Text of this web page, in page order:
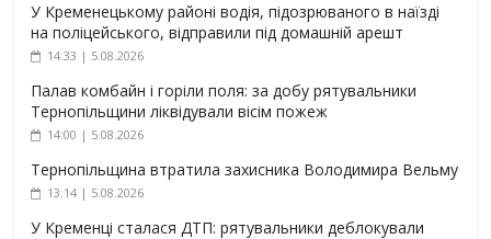
У Кременецькому районі водія, підозрюваного в наїзді
на поліцейського, відправили під домашній арешт
14:33 | 5.08.2026
Палав комбайн і горіли поля: за добу рятувальники
Тернопільщини ліквідували вісім пожеж
14:00 | 5.08.2026
Тернопільщина втратила захисника Володимира Вельму
13:14 | 5.08.2026
У Кременці сталася ДТП: рятувальники деблокували